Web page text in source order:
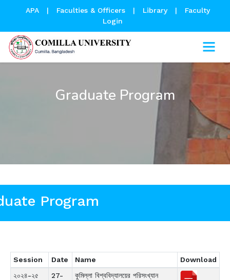
APA | Faculties & Officers | Library |
Faculty
Login
Graduate Program
Program
Session Date Name
Download
২০২৪-২৫
27-
কুমিল্লা বিশ্ববিদ্যালয়ের পরিসংখ্যান